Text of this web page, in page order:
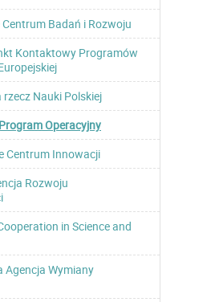
Badań i Rozwoju
Kontaktowy Programów
rzecz Nauki Polskiej
Operacyjny
Centrum Innowacji
Rozwoju
in Science and
Agencja Wymiany